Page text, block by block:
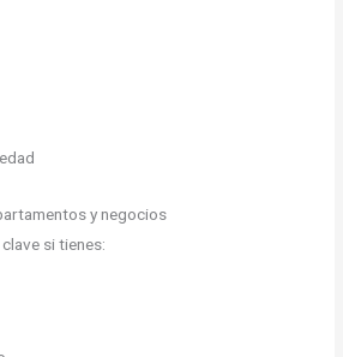
y negocios
si tienes: